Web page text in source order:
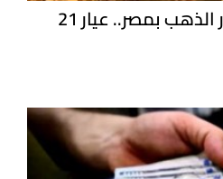
ارتفاع قوي في أسعار الذهب بمصر.. عيار 21